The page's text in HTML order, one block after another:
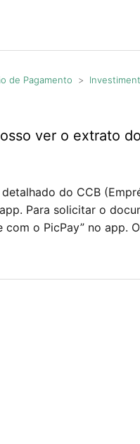
de Pagamento
ver o extrato
do CCB
Para solicitar o
com o PicPay” no app.